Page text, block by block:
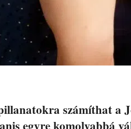
számíthat a
egyre komolyabbá